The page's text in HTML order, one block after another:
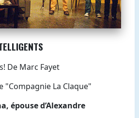
De Marc Fayet
"Compagnie La Claque"
épouse d’Alexandre